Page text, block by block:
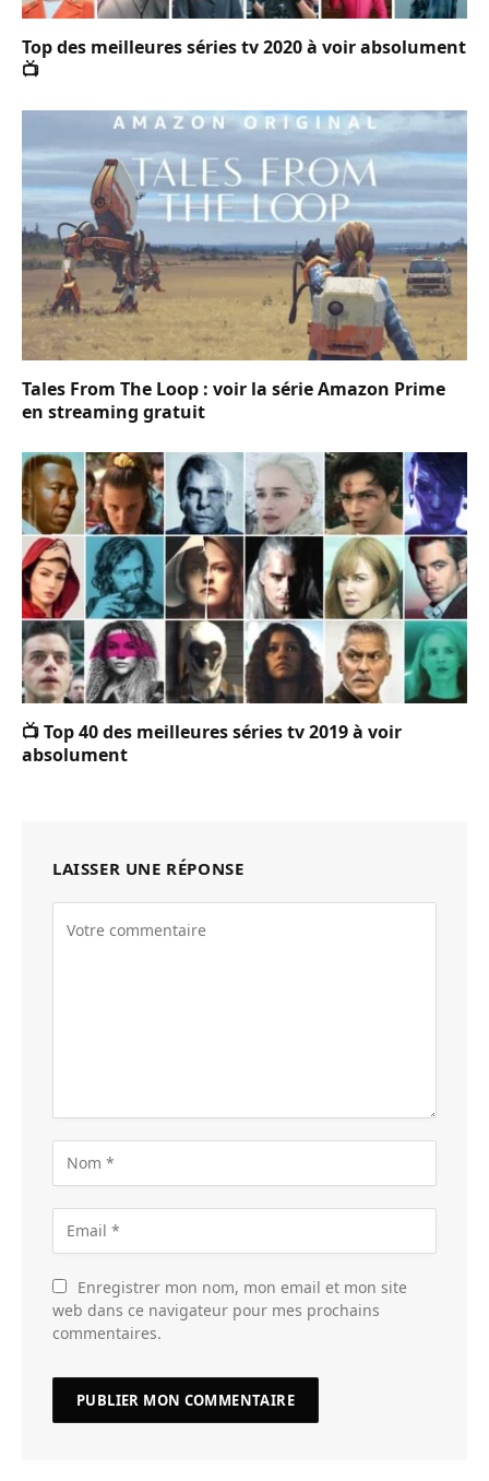
Top des meilleures séries tv 2020 à voir absolument
📺
Tales From The Loop : voir la série Amazon Prime
en streaming gratuit
📺 Top 40 des meilleures séries tv 2019 à voir
absolument
LAISSER UNE RÉPONSE
Enregistrer mon nom, mon email et mon site
web dans ce navigateur pour mes prochains
commentaires.